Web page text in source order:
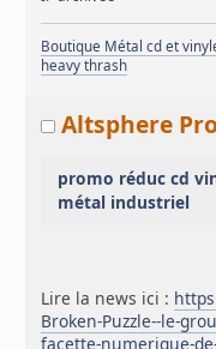
Boutique Métal cd et
heavy thrash
Altsphere
promo réduc cd
métal industriel
Lire la news ici :
Broken-Puzzle--le-
facette-numerique-